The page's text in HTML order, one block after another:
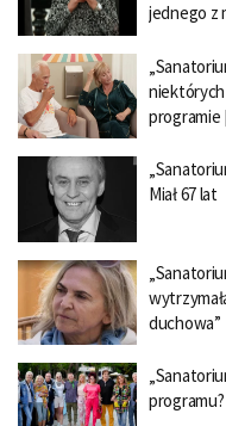
jednego z
programie
Miał 67 lat
duchowa”
programu?